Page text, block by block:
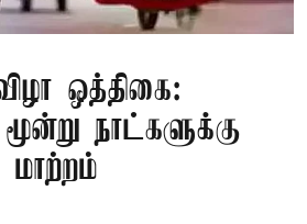
ஒத்திகை:
நாட்களுக்கு
மாற்றம்